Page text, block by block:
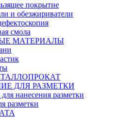
покрытие
и обезжириватели
смола
МАТЕРИАЛЫ
ДЛЯ РАЗМЕТКИ
нанесения разметки
разметки